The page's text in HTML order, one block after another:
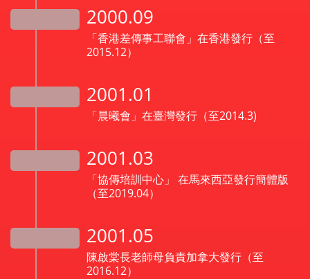
2000.09
「香港差傳事工聯會」在香港發行（至
2015.12）
2001.01
「晨曦會」在臺灣發行（至2014.3)
2001.03
「協傳培訓中心」 在馬來西亞發行簡體版
（至2019.04）
2001.05
陳啟棠長老師母負責加拿大發行（至
2016.12）